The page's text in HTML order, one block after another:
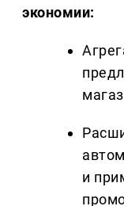
экономии:
и